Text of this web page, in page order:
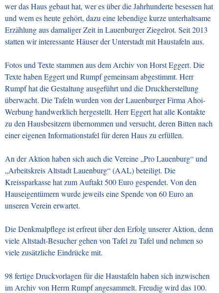
wer das Haus gebaut hat, wer es über die Jahrhunderte besessen hat
und wem es heute gehört, dazu eine lebendige kurze unterhaltsame
Erzählung aus damaliger Zeit in Lauenburger Ziegelrot. Seit 2013
statten wir interessante Häuser der Unterstadt mit Haustafeln aus.
Fotos und Texte stammen aus dem Archiv von Horst Eggert. Die
Texte haben Eggert und Rumpf gemeinsam abgestimmt. Herr
Rumpf hat die Gestaltung ausgeführt und die Druckherstellung
überwacht. Die Tafeln wurden von der Lauenburger Firma Ahoi-
Werbung handwerklich hergestellt. Herr Eggert hat alle Kontakte
zu den Hausbesitzern übernommen und versucht, deren Bitten nach
einer eigenen Informationstafel für deren Haus zu erfüllen.
An der Aktion haben sich auch die Vereine „Pro Lauenburg“ und
„Arbeitskreis Altstadt Lauenburg“ (AAL) beteiligt. Die
Kreissparkasse hat zum Auftakt 500 Euro gespendet. Von den
Hauseigentümern wurde jeweils eine Spende von 60 Euro an
unseren Verein erwartet.
Die Denkmalpflege ist erfreut über den Erfolg unserer Aktion, denn
viele Altstadt-Besucher gehen von Tafel zu Tafel und nehmen so
viele zusätzliche Eindrücke mit.
98 fertige Druckvorlagen für die Haustafeln haben sich inzwischen
im Archiv von Herrn Rumpf angesammelt. Freudig wird das 100.